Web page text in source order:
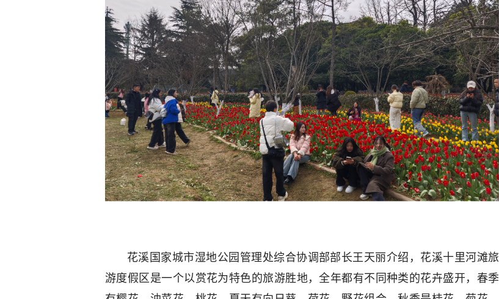
花溪国家城市湿地公园管理处综合协调部部长王天丽介绍，花溪十里河滩旅
游度假区是一个以赏花为特色的旅游胜地，全年都有不同种类的花卉盛开，春季